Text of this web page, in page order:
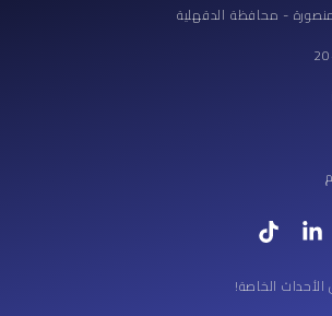
- محافظة الدقهلية
L
i
k
T
i
t
الخاصة!